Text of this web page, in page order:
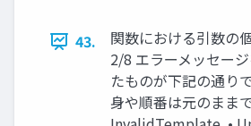
43.
関数における引数の
2/8 エラーメッセー
たものが下記の通り
身や順番は元のまま